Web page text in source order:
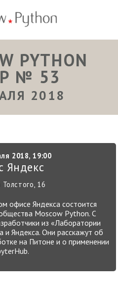
PYTHON
№ 53
2018
2018, 19:00
Яндекс
Толстого, 16
офисе Яндекса состоится
Moscow Python. С
из «Лаборатории
и Яндекса. Они расскажут об
на Питоне и о применении